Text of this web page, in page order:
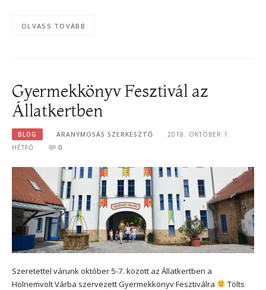
OLVASS TOVÁBB
Gyermekkönyv Fesztivál az
Állatkertben
BLOG ARANYMOSÁS SZERKESZTŐ
2018. OKTÓBER 1.
HÉTFŐ
0
Szeretettel várunk október 5-7. között az Állatkertben a
Holnemvolt Várba szervezett Gyermekkönyv Fesztiválra
Tölts